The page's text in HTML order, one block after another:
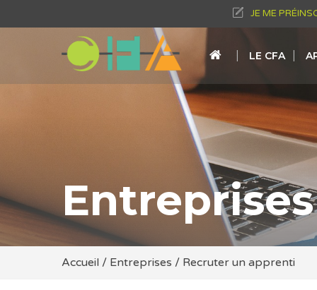
JE ME
LE CFA
Entreprises
Accueil / Entreprises / Recruter un apprenti